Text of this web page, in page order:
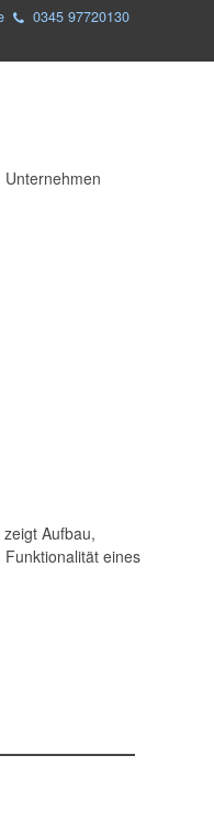
0345 97720130
Unternehmen
Aufbau,
eines